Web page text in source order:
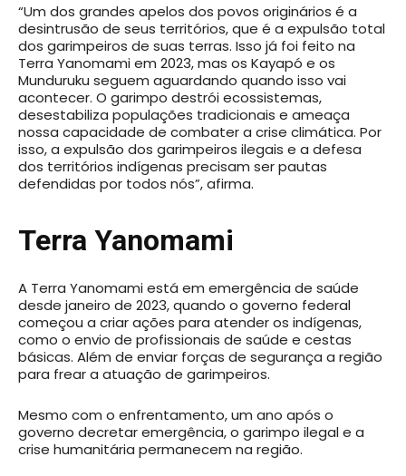
“Um dos grandes apelos dos povos originários é a
desintrusão de seus territórios, que é a expulsão total
dos garimpeiros de suas terras. Isso já foi feito na
Terra Yanomami em 2023, mas os Kayapó e os
Munduruku seguem aguardando quando isso vai
acontecer. O garimpo destrói ecossistemas,
desestabiliza populações tradicionais e ameaça
nossa capacidade de combater a crise climática. Por
isso, a expulsão dos garimpeiros ilegais e a defesa
dos territórios indígenas precisam ser pautas
defendidas por todos nós”, afirma.
Terra Yanomami
A Terra Yanomami está em emergência de saúde
desde janeiro de 2023, quando o governo federal
começou a criar ações para atender os indígenas,
como o envio de profissionais de saúde e cestas
básicas. Além de enviar forças de segurança a região
para frear a atuação de garimpeiros.
Mesmo com o enfrentamento, um ano após o
governo decretar emergência, o garimpo ilegal e a
crise humanitária permanecem na região.